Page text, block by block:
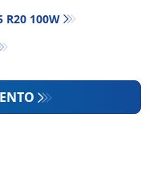
100W